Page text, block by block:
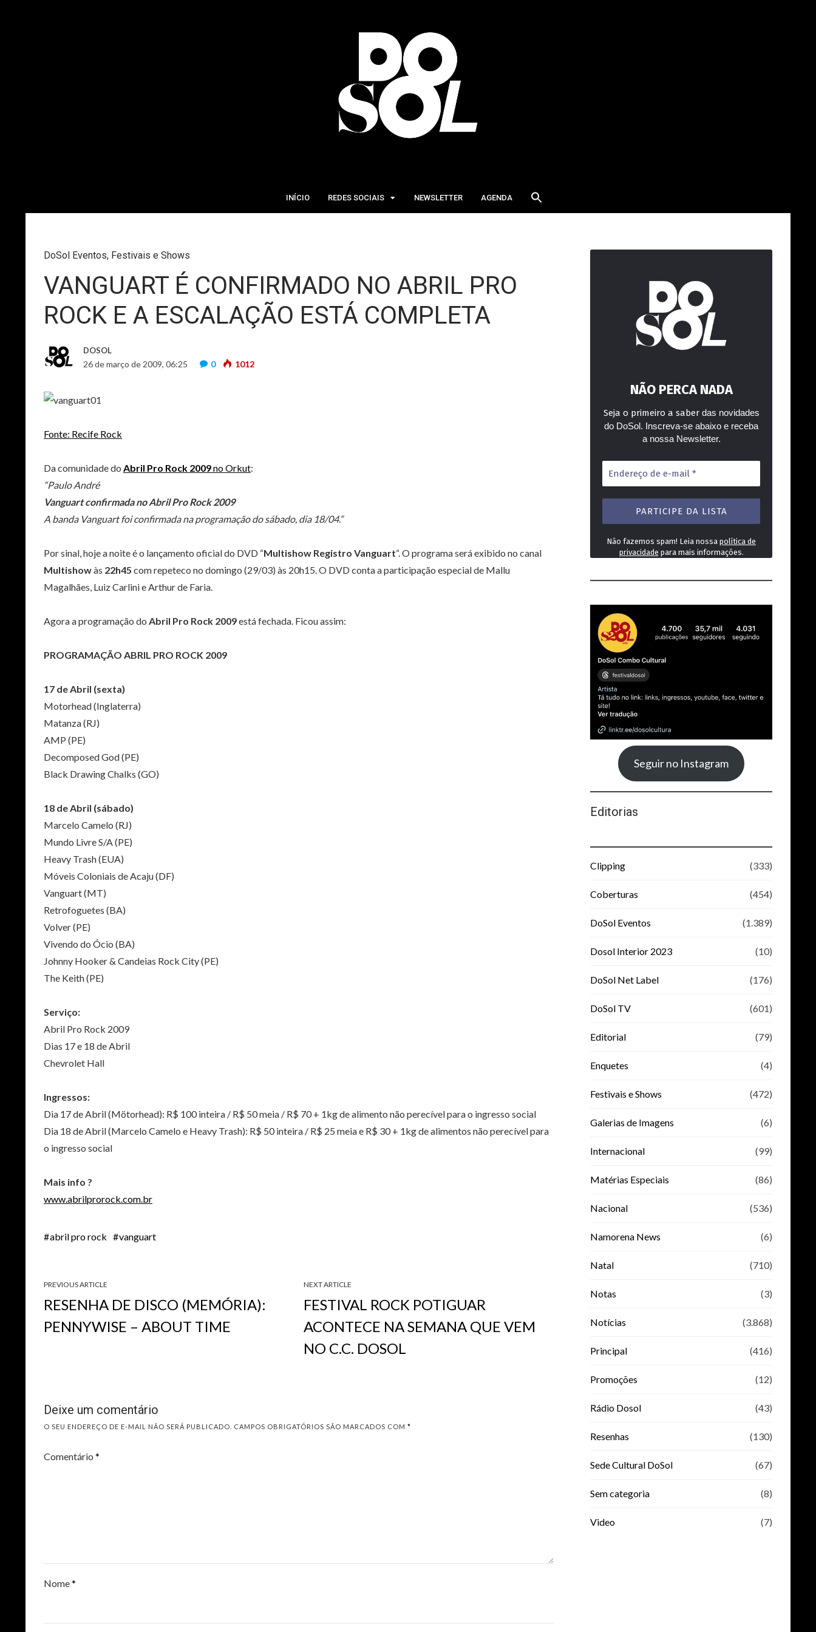
INÍCIO REDES SOCIAIS NEWSLETTER AGENDA
DoSol Eventos, Festivais e Shows
VANGUART É CONFIRMADO NO ABRIL PRO
ROCK E A ESCALAÇÃO ESTÁ COMPLETA
DOSOL
26 de março de 2009, 06:25 0 1012
Fonte: Recife Rock
Da comunidade do Abril Pro Rock 2009no Orkut:
“Paulo André
Vanguart confirmada no Abril Pro Rock 2009
A banda Vanguart foi confirmada na programação do sábado, dia 18/04.”
Por sinal, hoje a noite é o lançamento oficial do DVD “Multishow Registro Vanguart“. O programa será exibido no canal
Multishowàs 22h45 com repeteco no domingo (29/03) às 20h15. O DVD conta a participação especial de Mallu
Magalhães, Luiz Carlini e Arthur de Faria.
Agora a programação do Abril Pro Rock 2009está fechada. Ficou assim:
PROGRAMAÇÃO ABRIL PRO ROCK 2009
17 de Abril (sexta)
Motorhead (Inglaterra)
Matanza (RJ)
AMP (PE)
Decomposed God (PE)
Black Drawing Chalks (GO)
18 de Abril (sábado)
Marcelo Camelo (RJ)
Mundo Livre S/A (PE)
Heavy Trash (EUA)
Móveis Coloniais de Acaju (DF)
Vanguart (MT)
Retrofoguetes (BA)
Volver (PE)
Vivendo do Ócio (BA)
Johnny Hooker & Candeias Rock City (PE)
The Keith (PE)
Serviço:
Abril Pro Rock 2009
Dias 17 e 18 de Abril
Chevrolet Hall
Ingressos:
Dia 17 de Abril (Mötorhead): R$ 100 inteira / R$ 50 meia / R$ 70 + 1kg de alimento não perecível para o ingresso social
Dia 18 de Abril (Marcelo Camelo e Heavy Trash): R$ 50 inteira / R$ 25 meia e R$ 30 + 1kg de alimentos não perecível para
o ingresso social
Mais info ?
www.abrilprorock.com.br
abril pro rock vanguart
PREVIOUS ARTICLE
RESENHA DE DISCO (MEMÓRIA):
PENNYWISE – ABOUT TIME
NEXT ARTICLE
FESTIVAL ROCK POTIGUAR
ACONTECE NA SEMANA QUE VEM
NO C.C. DOSOL
Deixe um comentário
O SEU ENDEREÇO DE E-MAIL NÃO SERÁ PUBLICADO. CAMPOS OBRIGATÓRIOS SÃO MARCADOS COM *
Comentário *
Nome*
NÃO PERCA NADA
Seja o primeiro a saberdas novidades
do DoSol. Inscreva-se abaixo e receba
a nossa Newsletter.
Endereço
de
e-
mail
Não fazemos spam! Leia nossa política de
privacidade para mais informações.
Seguir no Instagram
Editorias
Clipping (333)
Coberturas (454)
DoSol Eventos (1.389)
Dosol Interior 2023 (10)
DoSol Net Label (176)
DoSol TV (601)
Editorial (79)
Enquetes (4)
Festivais e Shows (472)
Galerias de Imagens (6)
Internacional (99)
Matérias Especiais (86)
Nacional (536)
Namorena News (6)
Natal (710)
Notas (3)
Notícias (3.868)
Principal (416)
Promoções (12)
Rádio Dosol (43)
Resenhas (130)
Sede Cultural DoSol (67)
Sem categoria (8)
Video (7)